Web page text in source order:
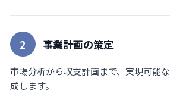
2 事業計画の策定
市場分析から収支計画まで、実現可能
成します。